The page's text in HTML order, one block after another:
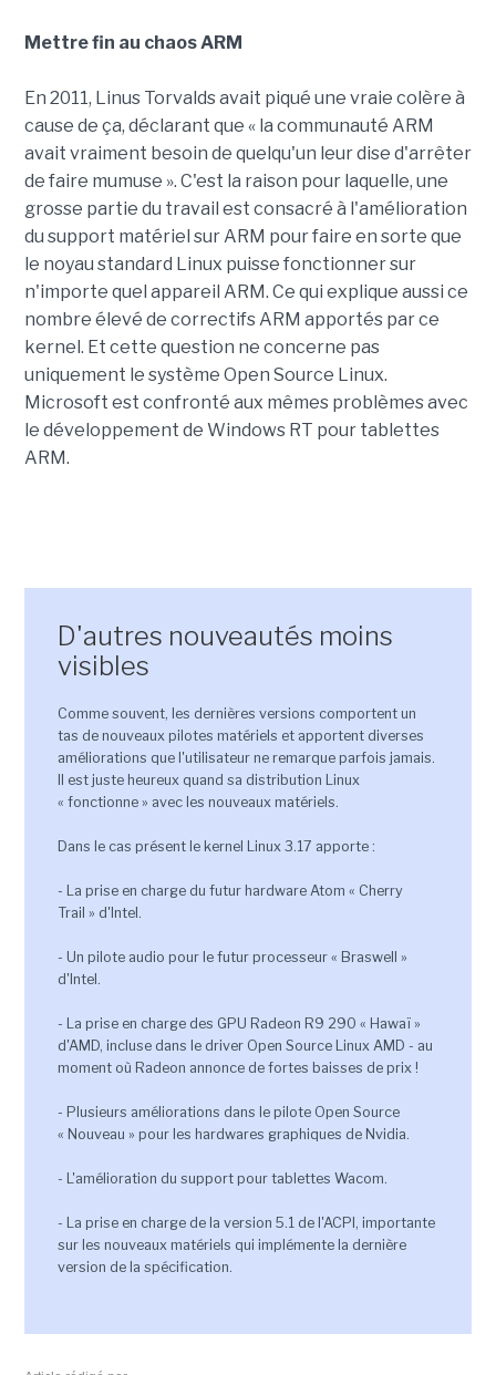
Mettre fin au chaos ARM
En 2011, Linus Torvalds avait piqué une vraie colère à
cause de ça, déclarant que « la communauté ARM
avait vraiment besoin de quelqu'un leur dise d'arrêter
de faire mumuse ». C'est la raison pour laquelle, une
grosse partie du travail est consacré à l'amélioration
du support matériel sur ARM pour faire en sorte que
le noyau standard Linux puisse fonctionner sur
n'importe quel appareil ARM. Ce qui explique aussi ce
nombre élevé de correctifs ARM apportés par ce
kernel. Et cette question ne concerne pas
uniquement le système Open Source Linux.
Microsoft est confronté aux mêmes problèmes avec
le développement de Windows RT pour tablettes
ARM.
D'autres nouveautés moins
visibles
Comme souvent, les dernières versions comportent un
tas de nouveaux pilotes matériels et apportent diverses
améliorations que l'utilisateur ne remarque parfois jamais.
Il est juste heureux quand sa distribution Linux
« fonctionne » avec les nouveaux matériels.
Dans le cas présent le kernel Linux 3.17 apporte :
- La prise en charge du futur hardware Atom « Cherry
Trail » d'Intel.
- Un pilote audio pour le futur processeur « Braswell »
d'Intel.
- La prise en charge des GPU Radeon R9 290 « Hawaï »
d'AMD, incluse dans le driver Open Source Linux AMD - au
moment où Radeon annonce de fortes baisses de prix !
- Plusieurs améliorations dans le pilote Open Source
« Nouveau » pour les hardwares graphiques de Nvidia.
- L'amélioration du support pour tablettes Wacom.
- La prise en charge de la version 5.1 de l'ACPI, importante
sur les nouveaux matériels qui implémente la dernière
version de la spécification.